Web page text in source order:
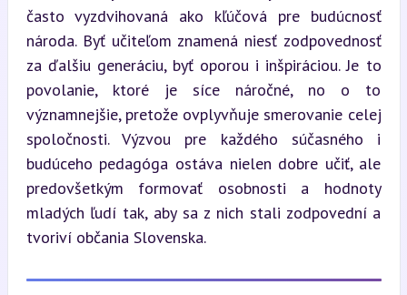
často vyzdvihovaná ako kľúčová pre budúcnosť
národa. Byť učiteľom znamená niesť zodpovednosť
za ďalšiu generáciu, byť oporou i inšpiráciou. Je to
povolanie, ktoré je síce náročné, no o to
významnejšie, pretože ovplyvňuje smerovanie celej
spoločnosti. Výzvou pre každého súčasného i
budúceho pedagóga ostáva nielen dobre učiť, ale
predovšetkým formovať osobnosti a hodnoty
mladých ľudí tak, aby sa z nich stali zodpovední a
tvoriví občania Slovenska.